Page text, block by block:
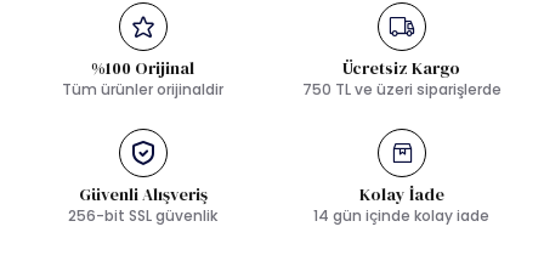
%100 Orijinal
Tüm ürünler orijinaldir
Ücretsiz Kargo
750 TL ve üzeri siparişlerde
Güvenli Alışveriş
256-bit SSL güvenlik
Kolay İade
14 gün içinde kolay iade